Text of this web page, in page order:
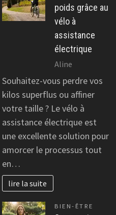
poids grâce au
vélo à
assistance
électrique
Aline
Souhaitez-vous perdre vos
kilos superflus ou affiner
votre taille ? Le vélo à
assistance électrique est
une excellente solution pour
amorcer le processus tout
en…
lire la suite
BIEN-ÊTRE